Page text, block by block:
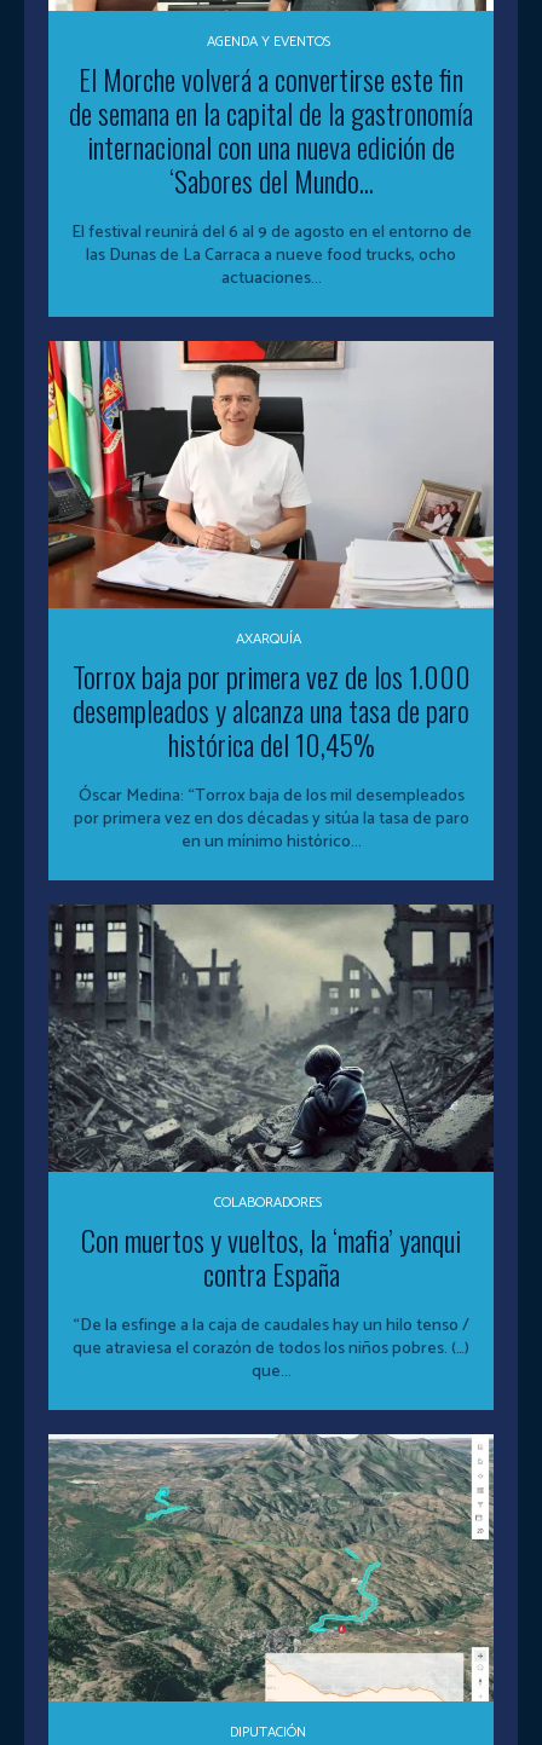
AGENDA Y EVENTOS
El Morche volverá a convertirse este fin
de semana en la capital de la gastronomía
internacional con una nueva edición de
‘Sabores del Mundo...
El festival reunirá del 6 al 9 de agosto en el entorno de
las Dunas de La Carraca a nueve food trucks, ocho
actuaciones...
AXARQUÍA
Torrox baja por primera vez de los 1.000
desempleados y alcanza una tasa de paro
histórica del 10,45%
Óscar Medina: “Torrox baja de los mil desempleados
por primera vez en dos décadas y sitúa la tasa de paro
en un mínimo histórico...
COLABORADORES
Con muertos y vueltos, la ‘mafia’ yanqui
contra España
“De la esfinge a la caja de caudales hay un hilo tenso /
que atraviesa el corazón de todos los niños pobres. (…)
que...
DIPUTACIÓN